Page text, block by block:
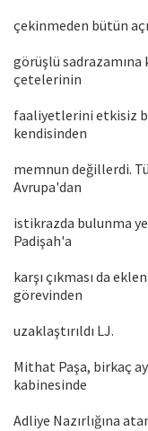
çekinmeden bütün
görüşlü sadrazamına
çetelerinin
faaliyetlerini etkisiz
kendisinden
memnun değillerdi.
Avrupa'dan
istikrazda bulunma
Padişah'a
karşı çıkması da
görevinden
uzaklaştırıldı LJ.
Mithat Paşa, birkaç
kabinesinde
Adliye Nazırlığına